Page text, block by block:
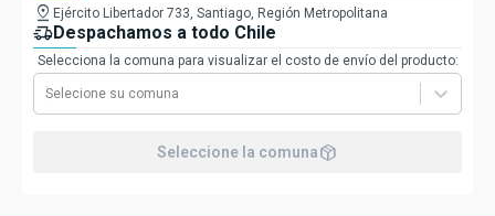
pin_drop Ejército Libertador 733, Santiago, Región Metropolitana
delivery_truck_speedDespachamos a todo Chile
Selecciona la comuna para visualizar el costo de envío del producto:
Selecione su comuna
Seleccione la comunapackage_2